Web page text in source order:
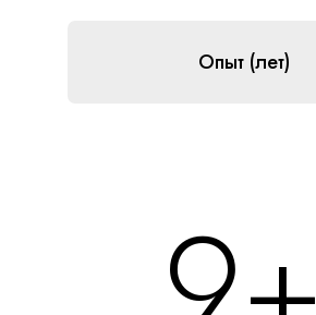
Опыт (лет)